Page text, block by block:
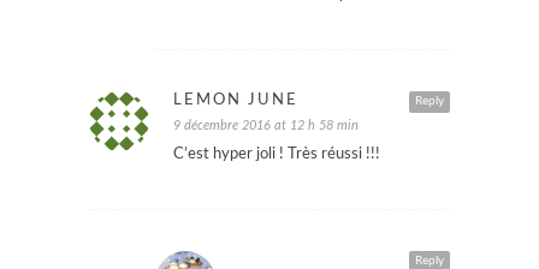
Reply
LEMON JUNE
9 décembre 2016 at 12 h 58 min
C’est hyper joli ! Très réussi !!!
Reply